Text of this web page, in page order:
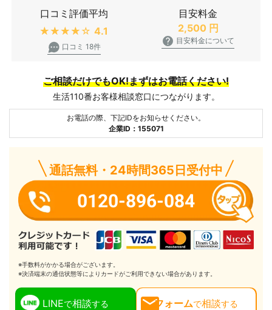
口コミ評価平均
★★★★★ 4.1
口コミ 18件
目安料金
2,500 円
目安料金について
ご相談だけでもOK!まずはお電話ください!
生活110番お客様相談窓口につながります。
お電話の際、下記IDをお知らせください。
企業ID：155071
通話無料・24時間365日受付中
0120-896-084
※手数料がかかる場合がございます。
※決済端末の通信状態等によりカードがご利用できない場合があります。
LINEで相談する フォームで相談する